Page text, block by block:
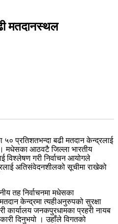
मतदानस्थल
प्रतिशतभन्दा बढी मतदान केन्द्रलाई
मधेसका आठवटै जिल्ला भारतीय
विश्लेषण गरी निर्वाचन आयोगले
अतिसंवेदनशीलको सूचीमा राखेको
तह निर्वाचनमा मधेसका
केन्द्रमा त्यहीअनुरुपको सुरक्षा
कार्यालय जनकपुरधामका प्रहरी नायब
दिनुभयो । उहाँले विगतको